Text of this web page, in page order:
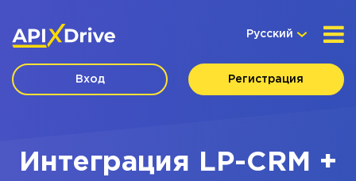
Русский
Вход Регистрация
Интеграция LP-CRM +